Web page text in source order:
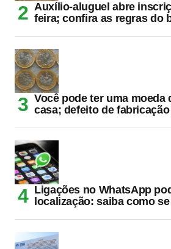
Auxílio-aluguel abre
feira; confira as regras do
Você pode ter uma moeda
casa; defeito de fabricação
Ligações no WhatsApp
localização: saiba como